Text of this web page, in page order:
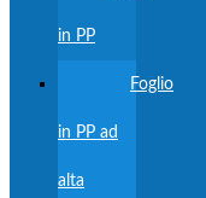
in PP
Foglio
in PP ad
alta